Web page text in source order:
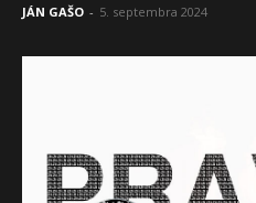
JÁN GAŠO - 5. septembra 2024